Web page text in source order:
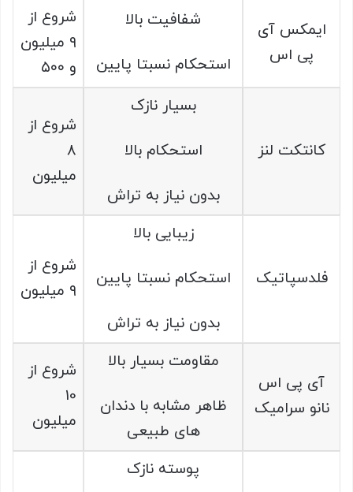
ایمکس آی
پی اس
شفافیت بالا
استحکام نسبتا پایین
شروع از
۹ میلیون
و ۵۰۰
کانتکت لنز
بسیار نازک
استحکام بالا
بدون نیاز به تراش
شروع از
۸
میلیون
فلدسپاتیک
زیبایی بالا
استحکام نسبتا پایین
بدون نیاز به تراش
شروع از
۹ میلیون
آی پی اس
نانو سرامیک
مقاومت بسیار بالا
ظاهر مشابه با دندان
های طبیعی
شروع از
10
میلیون
پوسته نازک